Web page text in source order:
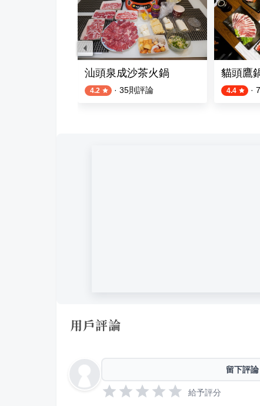
汕頭泉成沙茶火鍋
4.2 · 35則評論
貓頭鷹
4.4 ·
用戶評論
留下評論
給予評分